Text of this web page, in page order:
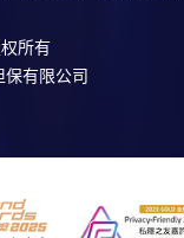
所有
有限公司